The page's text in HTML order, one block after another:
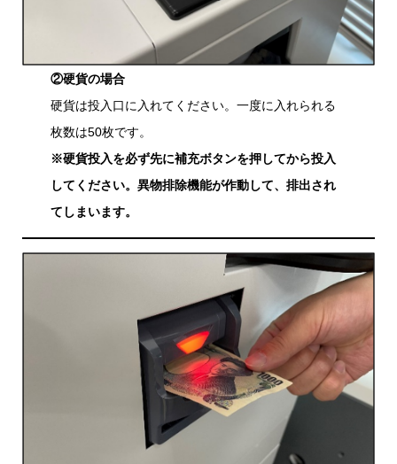
②硬貨の場合
硬貨は投入口に入れてください。一度に入れられる
枚数は50枚です。
※硬貨投入を必ず先に補充ボタンを押してから投入
してください。異物排除機能が作動して、排出され
てしまいます。